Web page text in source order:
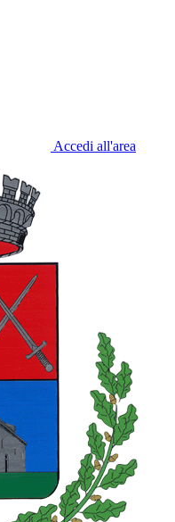
Accedi all'area